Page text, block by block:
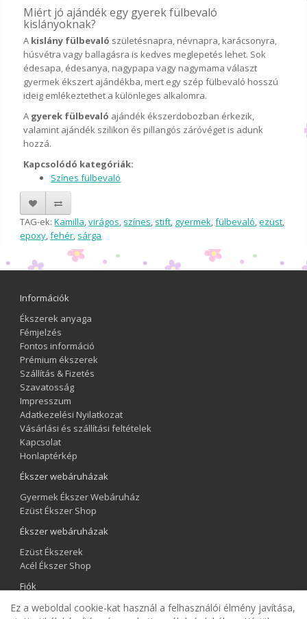
Miért jó ajándék egy gyerek fülbevaló
kislányoknak?
A kislány fülbevaló születésnapra, névnapra, karácsonyra,
húsvétra vagy ballagásra is kedves meglepetés lehet. Sok
édesapa, édesanya, nagypapa vagy nagymama választ
gyermek ékszert ajándékba, mert egy szép fülbevaló hosszú
ideig emlékeztethet a különleges alkalomra.
A gyerek fülbevaló ajándék ékszerdobozban érkezik,
valamint ajándék szilikon és pillangós záróvéget is adunk
hozzá.
Kapcsolódó kategóriák:
Színes fülbevaló
TAG-ek:Kamilla,virágos, színes, stift, gyermek,fülbevaló,ezüst,
epoxy,fehér, sárga
Információk
Ékszerek anyaga
Fémjelzés
Fontos információ
Prémium ékszerek
Szállítás & Fizetés
Szavatosság
Impresszum
Adatkezelési Nyilatkozat
Vásárlási és szállítási feltételek
Kapcsolat
Honlaptérkép
Ékszer webáruházak
Gyermek Ékszer Webáruház
Ezüst Ékszer Shop
Ékszer webáruházak
Ezüst Ékszerek
Acél Ékszer Shop
Fiók
Fiók
Ez a weboldal cookie-kat használ a felhasználói élmény javítása,